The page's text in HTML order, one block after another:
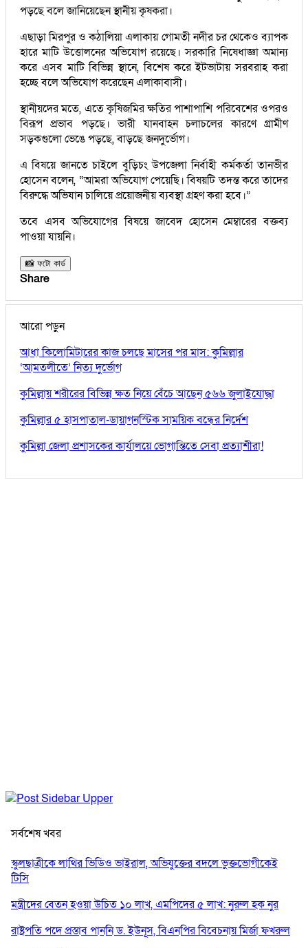
পড়ছে বলে জানিয়েছেন স্থানীয় কৃষকরা।
এছাড়া মিরপুর ও কঠালিয়া এলাকায় গোমতী নদীর চর থেকেও ব্যাপক
হারে মাটি উত্তোলনের অভিযোগ রয়েছে। সরকারি নিষেধাজ্ঞা অমান্য
করে এসব মাটি বিভিন্ন স্থানে, বিশেষ করে ইটভাটায় সরবরাহ করা
হচ্ছে বলে অভিযোগ করেছেন এলাকাবাসী।
স্থানীয়দের মতে, এতে কৃষিজমির ক্ষতির পাশাপাশি পরিবেশের ওপরও
বিরূপ প্রভাব পড়ছে। ভারী যানবাহন চলাচলের কারণে গ্রামীণ
সড়কগুলো ভেঙে পড়ছে, বাড়ছে জনদুর্ভোগ।
এ বিষয়ে জানতে চাইলে বুড়িচং উপজেলা নির্বাহী কর্মকর্তা তানভীর
হোসেন বলেন, “আমরা অভিযোগ পেয়েছি। বিষয়টি তদন্ত করে তাদের
বিরুদ্ধে অভিযান চালিয়ে প্রয়োজনীয় ব্যবস্থা গ্রহণ করা হবে।”
তবে এসব অভিযোগের বিষয়ে জাবেদ হোসেন মেম্বারের বক্তব্য
পাওয়া যায়নি।
📸 ফটো কার্ড
Share
আরো পড়ুন
আধা কিলোমিটারের কাজ চলছে মাসের পর মাস: কুমিল্লার
‘আমতলীতে’ নিত্য দুর্ভোগ
কুমিল্লায় শরীরের বিভিন্ন ক্ষত নিয়ে বেঁচে আছেন ৫৬৬ জুলাইযোদ্ধা
কুমিল্লার ৫ হাসপাতাল-ডায়াগনস্টিক সাময়িক বন্ধের নির্দেশ
কুমিল্লা জেলা প্রশাসকের কার্যালয়ে ভোগান্তিতে সেবা প্রত্যাশীরা!
সর্বশেষ খবর
স্কুলছাত্রীকে লাথির ভিডিও ভাইরাল, অভিযুক্তের বদলে ভুক্তভোগীকেই
টিসি
মন্ত্রীদের বেতন হওয়া উচিত ১০ লাখ, এমপিদের ৫ লাখ: নুরুল হক নুর
রাষ্ট্রপতি পদে প্রস্তাব পাননি ড. ইউনূস, বিএনপির বিবেচনায় মির্জা ফখরুল